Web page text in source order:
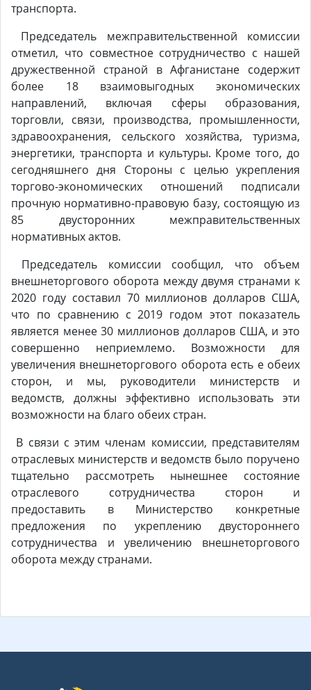
транспорта.
Председатель межправительственной комиссии
отметил, что совместное сотрудничество с нашей
дружественной страной в Афганистане содержит
более 18 взаимовыгодных экономических
направлений, включая сферы образования,
торговли, связи, производства, промышленности,
здравоохранения, сельского хозяйства, туризма,
энергетики, транспорта и культуры. Кроме того, до
сегодняшнего дня Стороны с целью укрепления
торгово-экономических отношений подписали
прочную нормативно-правовую базу, состоящую из
85 двусторонних межправительственных
нормативных актов.
Председатель комиссии сообщил, что объем
внешнеторгового оборота между двумя странами к
2020 году составил 70 миллионов долларов США,
что по сравнению с 2019 годом этот показатель
является менее 30 миллионов долларов США, и это
совершенно неприемлемо. Возможности для
увеличения внешнеторгового оборота есть e обеих
сторон, и мы, руководители министерств и
ведомств, должны эффективно использовать эти
возможности на благо обеих стран.
В связи с этим членам комиссии, представителям
отраслевых министерств и ведомств было поручено
тщательно рассмотреть нынешнее состояние
отраслевого сотрудничества сторон и
предоставить
в Министерство конкретные
предложения по укреплению двустороннего
сотрудничества и увеличению внешнеторгового
оборота между странами.